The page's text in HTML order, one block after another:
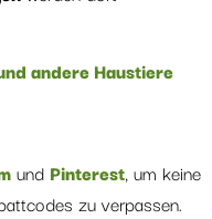
andere Haustiere
und Pinterest, um keine
zu verpassen.